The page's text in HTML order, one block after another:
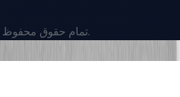
. تمام حقوق محفوظ است.